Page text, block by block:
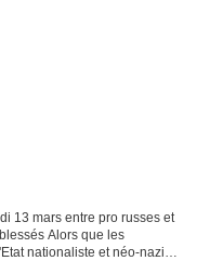
13 mars entre pro russes et
Alors que les
nationaliste et néo-nazi